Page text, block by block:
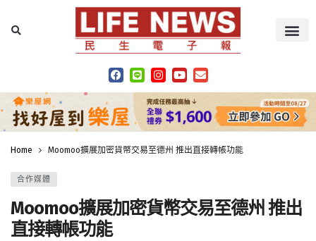
Home Moomoo擴展加密貨幣交易至德州 推出直接轉帳功能
合作媒體
Moomoo擴展加密貨幣交易至德州 推出
直接轉帳功能